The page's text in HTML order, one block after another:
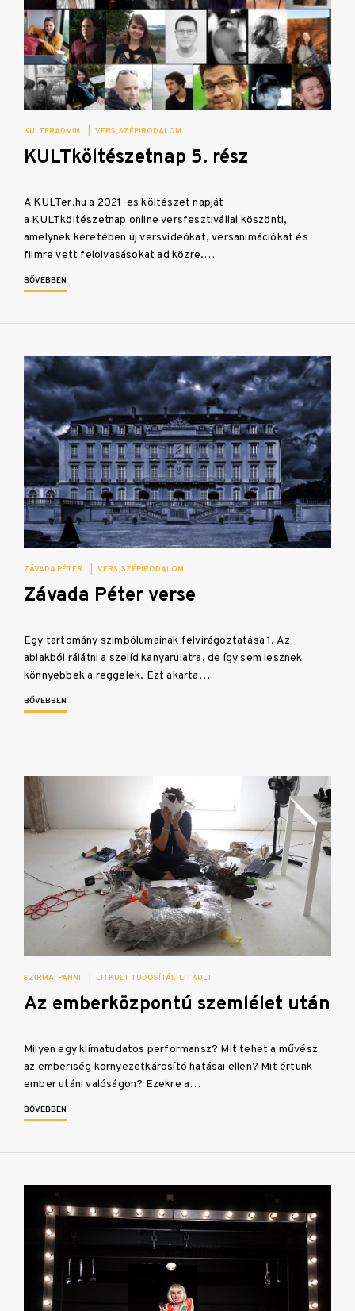
KULTERADMIN VERS SZÉPIRODALOM
KULTköltészetnap 5. rész
A KULTer.hu a 2021-es költészet napját
a KULTköltészetnap online versfesztivállal köszönti,
amelynek keretében új versvideókat, versanimációkat és
filmre vett felolvasásokat ad közre.…
BŐVEBBEN
ZÁVADA PÉTER VERS SZÉPIRODALOM
Závada Péter verse
Egy tartomány szimbólumainak felvirágoztatása 1. Az
ablakból rálátni a szelíd kanyarulatra, de így sem lesznek
könnyebbek a reggelek. Ezt akarta…
BŐVEBBEN
SZIRMAI PANNI LITKULT TUDÓSÍTÁS LITKULT
Az emberközpontú szemlélet után
Milyen egy klímatudatos performansz? Mit tehet a művész
az emberiség környezetkárosító hatásai ellen? Mit értünk
ember utáni valóságon? Ezekre a…
BŐVEBBEN